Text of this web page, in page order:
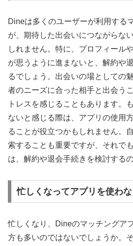
Dineは多くのユーザーが利用する
が、期待した出会いにつながらな
しれません。特に、プロフィール
が思うように進まないと、解約や
るでしょう。出会いの場としての
者のニーズに合った相手と出会う
トレスを感じることもあります。
ないと感じる際は、アプリの使用
ることが役立つかもしれません。
索することも重要ですが、それで
は、解約や退会手続きを検討する
忙しくなってアプリを使わ
忙しくなり、Dineのマッチングア
方も多いのではないでしょうか。